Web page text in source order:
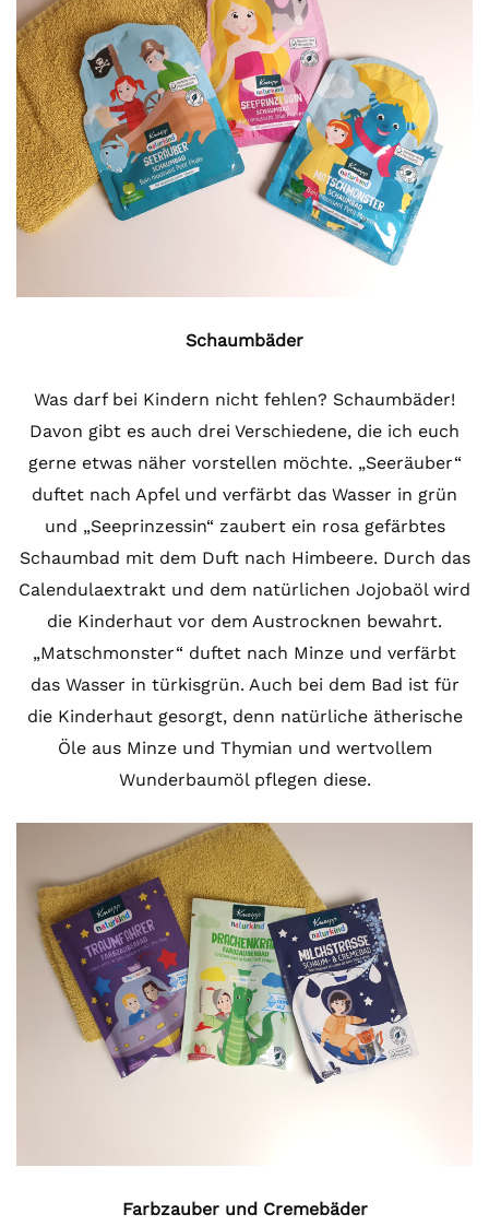
Schaumbäder
Was darf bei Kindern nicht fehlen? Schaumbäder!
Davon gibt es auch drei Verschiedene, die ich euch
gerne etwas näher vorstellen möchte. „Seeräuber“
duftet nach Apfel und verfärbt das Wasser in grün
und „Seeprinzessin“ zaubert ein rosa gefärbtes
Schaumbad mit dem Duft nach Himbeere. Durch das
Calendulaextrakt und dem natürlichen Jojobaöl wird
die Kinderhaut vor dem Austrocknen bewahrt.
„Matschmonster“ duftet nach Minze und verfärbt
das Wasser in türkisgrün. Auch bei dem Bad ist für
die Kinderhaut gesorgt, denn natürliche ätherische
Öle aus Minze und Thymian und wertvollem
Wunderbaumöl pflegen diese.
Farbzauber und Cremebäder